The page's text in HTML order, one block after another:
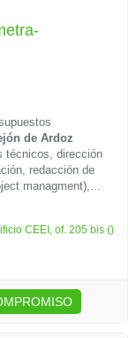
de Ardoz
técnicos, dirección
redacción de
managment),...
CEEI, of. 205 bis ()